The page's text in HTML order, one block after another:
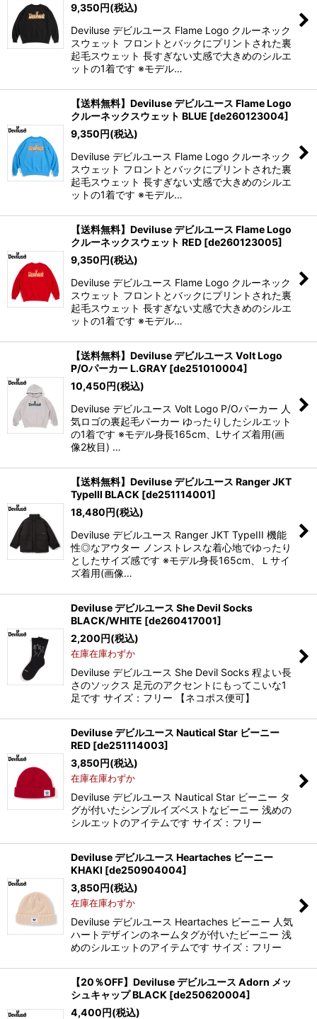
9,350円(税込)
Deviluse デビルユース Flame Logo クルーネック
スウェット フロントとバックにプリントされた裏
起毛スウェット 長すぎない丈感で大きめのシルエ
ットの1着です ※モデル…
【送料無料】Deviluse デビルユース Flame Logo
クルーネックスウェット BLUE [de260123004]
9,350円(税込)
Deviluse デビルユース Flame Logo クルーネック
スウェット フロントとバックにプリントされた裏
起毛スウェット 長すぎない丈感で大きめのシルエ
ットの1着です ※モデル…
【送料無料】Deviluse デビルユース Flame Logo
クルーネックスウェット RED [de260123005]
9,350円(税込)
Deviluse デビルユース Flame Logo クルーネック
スウェット フロントとバックにプリントされた裏
起毛スウェット 長すぎない丈感で大きめのシルエ
ットの1着です ※モデル…
【送料無料】Deviluse デビルユース Volt Logo
P/Oパーカー L.GRAY [de251010004]
10,450円(税込)
Deviluse デビルユース Volt Logo P/Oパーカー 人
気ロゴの裏起毛パーカー ゆったりしたシルエット
の1着です ※モデル身長165cm、Lサイズ着用(画
像2枚目) …
【送料無料】Deviluse デビルユース Ranger JKT
TypeIII BLACK [de251114001]
18,480円(税込)
Deviluse デビルユース Ranger JKT TypeIII 機能
性◎なアウター ノンストレスな着心地でゆったり
としたサイズ感です ※モデル身長165cm、Ｌサイ
ズ着用(画像…
Deviluse デビルユース She Devil Socks
BLACK/WHITE [de260417001]
2,200円(税込)
在庫在庫わずか
Deviluse デビルユース She Devil Socks 程よい長
さのソックス 足元のアクセントにもってこいな1
足です サイズ：フリー 【ネコポス便可】
Deviluse デビルユース Nautical Star ビーニー
RED [de251114003]
3,850円(税込)
在庫在庫わずか
Deviluse デビルユース Nautical Star ビーニー タ
グが付いたシンプルイズベストなビーニー 浅めの
シルエットのアイテムです サイズ：フリー
Deviluse デビルユース Heartaches ビーニー
KHAKI [de250904004]
3,850円(税込)
在庫在庫わずか
Deviluse デビルユース Heartaches ビーニー 人気
ハートデザインのネームタグが付いたビーニー 浅
めのシルエットのアイテムです サイズ：フリー
【20％OFF】Deviluse デビルユース Adorn メッ
シュキャップ BLACK [de250620004]
4,400円(税込)